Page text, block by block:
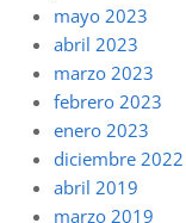
mayo 2023
abril 2023
marzo 2023
febrero 2023
enero 2023
diciembre 2022
abril 2019
marzo 2019